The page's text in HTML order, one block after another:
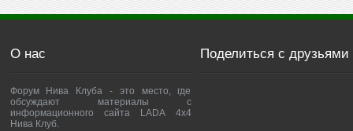
О нас
Форум Нива Клуба - это место, где
обсуждают материалы с
информационного сайта LADA 4x4
Нива Клуб.
Поделиться с друзьями